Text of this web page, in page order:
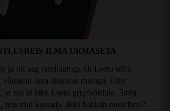
ILMA URMASETA
ja oli aeg rendiautoga 6h Leetu sõita.
võitlesin oma sisemise minaga. Olin
et ma ei lähe Leetu grupisõidule, 5min
mis mul kaotada, äkki hakkab meeldima?…